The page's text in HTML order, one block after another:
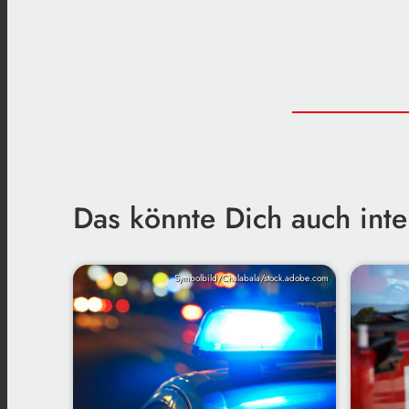
Das könnte Dich auch
Symbolbild/Chalabala/stock.adobe.com